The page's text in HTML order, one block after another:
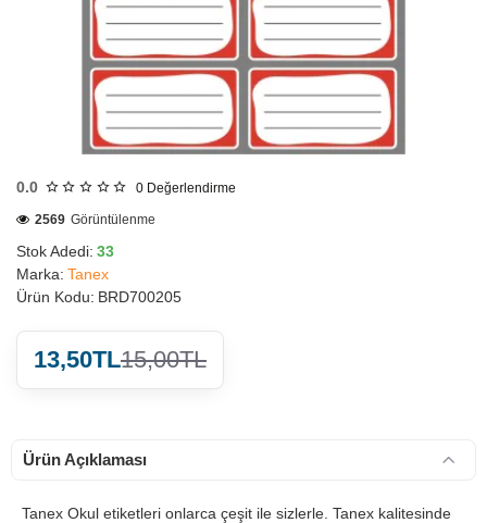
0.0 0 Değerlendirme
Stok Adedi: 33
Marka: Tanex
Ürün Kodu: BRD700205
2569 Görüntülenme
13,50TL15,00TL
Ürün Açıklaması
Tanex Okul etiketleri onlarca çeşit ile sizlerle. Tanex kalitesinde